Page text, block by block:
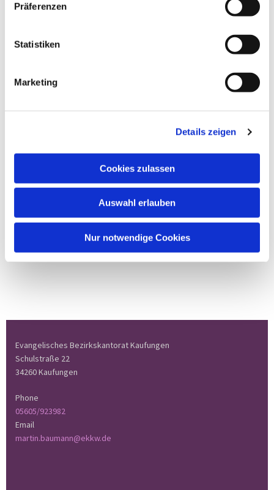
Präferenzen
Statistiken
Marketing
Details zeigen
Cookies zulassen
Auswahl erlauben
Nur notwendige Cookies
Chormitglieder informieren sich bitte anhand
andere Räume verlegte Proben.
Evangelisches Bezirkskantorat Kaufungen
Schulstraße 22
34260 Kaufungen
Phone
05605/923982
Email
martin.baumann@ekkw.de